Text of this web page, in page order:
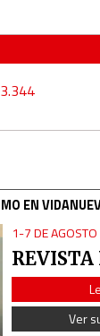
EN
1-7 DE
REVISTA
Ver